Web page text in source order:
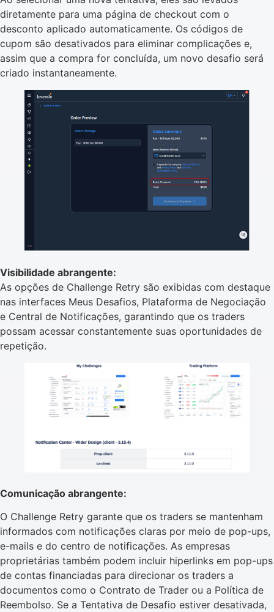
diretamente para uma página de checkout com o
desconto aplicado automaticamente. Os códigos de
cupom são desativados para eliminar complicações e,
assim que a compra for concluída, um novo desafio será
criado instantaneamente.
Visibilidade abrangente:
As opções de Challenge Retry são exibidas com destaque
nas interfaces Meus Desafios, Plataforma de Negociação
e Central de Notificações, garantindo que os traders
possam acessar constantemente suas oportunidades de
repetição.
Comunicação abrangente:
O Challenge Retry garante que os traders se mantenham
informados com notificações claras por meio de pop-ups,
e-mails e do centro de notificações. As empresas
proprietárias também podem incluir hiperlinks em pop-ups
de contas financiadas para direcionar os traders a
documentos como o Contrato de Trader ou a Política de
Reembolso. Se a Tentativa de Desafio estiver desativada,